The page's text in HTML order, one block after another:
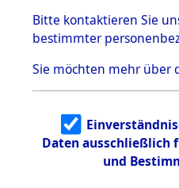
5.3.1 Alliierte
Erhebungen
zu
Todesmärsch
en
5.3.2
Identifizierun
g
5.3.3
Todesmärsch
Bitte kontaktieren Sie
bestimmter
Sie möchten mehr über
Daten ausschließlich
und